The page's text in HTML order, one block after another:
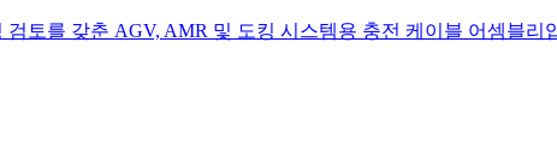
토를 갖춘 AGV, AMR 및 도킹 시스템용 충전 케이블 어셈블리